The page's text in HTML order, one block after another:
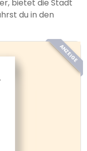
bietet die Stadt
du in den
ANZEIGE